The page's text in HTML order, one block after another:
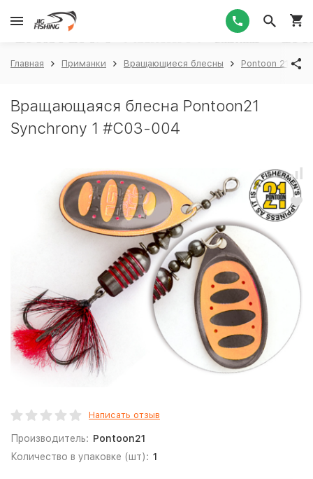
Главная Приманки Вращающиеся блесны Pontoon 21
Вращающаяся блесна Pontoon21
Synchrony 1 #C03-004
Написать отзыв
Производитель: Pontoon21
Количество в упаковке (шт): 1